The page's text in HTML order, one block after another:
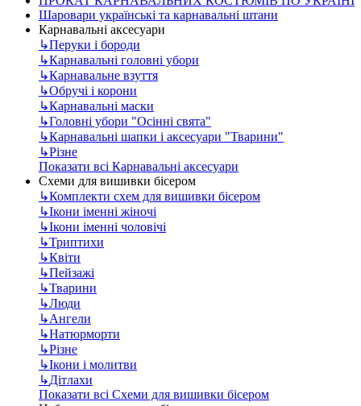
Шаровари українські та карнавальні штани
Карнавальні аксесуари
↳Перуки і бороди
↳Карнавальні головні убори
↳Карнавальне взуття
↳Обручі і корони
↳Карнавальні маски
↳Головні убори "Осінні свята"
↳Карнавальні шапки і аксесуари "Тварини"
↳Різне
Показати всі Карнавальні аксесуари
Схеми для вишивки бісером
↳Комплекти схем для вишивки бісером
↳Ікони іменні жіночі
↳Ікони іменні чоловічі
↳Триптихи
↳Квіти
↳Пейзажі
↳Тварини
↳Люди
↳Ангели
↳Натюрморти
↳Різне
↳Ікони і молитви
↳Дітлахи
Показати всі Схеми для вишивки бісером